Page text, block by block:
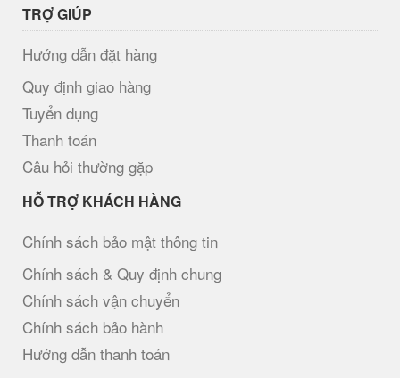
TRỢ GIÚP
Hướng dẫn đặt hàng
Quy định giao hàng
Tuyển dụng
Thanh toán
Câu hỏi thường gặp
HỖ TRỢ KHÁCH HÀNG
Chính sách bảo mật thông tin
Chính sách & Quy định chung
Chính sách vận chuyển
Chính sách bảo hành
Hướng dẫn thanh toán